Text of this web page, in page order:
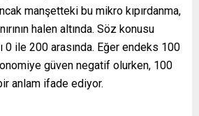
manşetteki bu mikro kıpırdanma,
halen altında. Söz konusu
0 ile 200 arasında. Eğer endeks 100
güven negatif olurken, 100
anlam ifade ediyor.